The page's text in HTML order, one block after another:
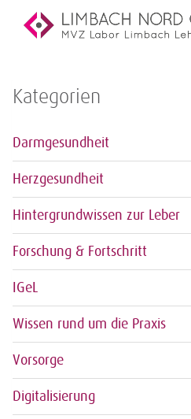
Kategorien
Darmgesundheit
Herzgesundheit
Hintergrundwissen zur Leber
Forschung & Fortschritt
IGeL
Wissen rund um die Praxis
Vorsorge
Digitalisierung